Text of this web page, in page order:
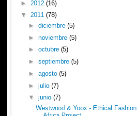
► 2012 (16)
▼ 2011 (78)
► diciembre (5)
► noviembre (5)
► octubre (5)
► septiembre (5)
► agosto (5)
► julio (7)
▼ junio (7)
Westwood & Yoox - Ethical Fashion